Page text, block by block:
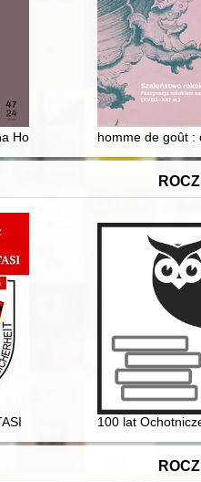
Horoszkiewicza w świetle
homme de goût :
bł. ks. phm. Stefana
100 lat